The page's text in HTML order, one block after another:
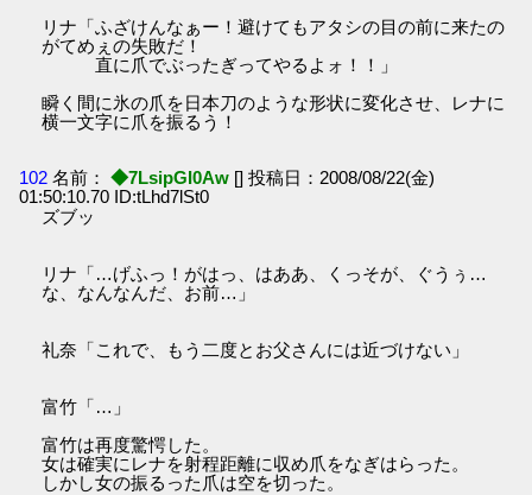
リナ「ふざけんなぁー！避けてもアタシの目の前に来たの
がてめぇの失敗だ！
直に爪でぶったぎってやるよォ！！」
瞬く間に氷の爪を日本刀のような形状に変化させ、レナに
横一文字に爪を振るう！
102 名前： ◆7LsipGI0Aw [] 投稿日：2008/08/22(金)
01:50:10.70 ID:tLhd7lSt0
ズブッ
リナ「…げふっ！がはっ、はああ、くっそが、ぐうぅ…
な、なんなんだ、お前…」
礼奈「これで、もう二度とお父さんには近づけない」
富竹「…」
富竹は再度驚愕した。
女は確実にレナを射程距離に収め爪をなぎはらった。
しかし女の振るった爪は空を切った。